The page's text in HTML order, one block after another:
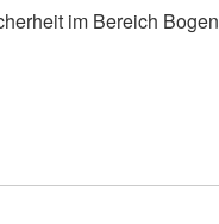
im Bereich Bogen